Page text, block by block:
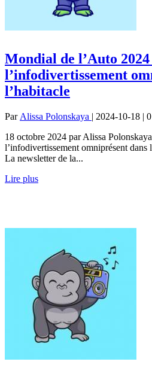
Mondial de l’Auto 2024
l’infodivertissement
l’habitacle
Par Alissa Polonskaya | 2024-10-18 | 0
18 octobre 2024 par Alissa
l’infodivertissement omniprésent dans
La newsletter de la...
Lire plus